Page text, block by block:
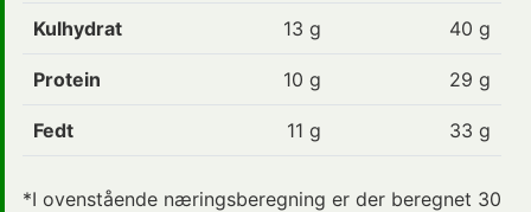
Kulhydrat 13 g 40 g
Protein 10 g 29 g
Fedt 11 g 33 g
*I ovenstående næringsberegning er der beregnet 30